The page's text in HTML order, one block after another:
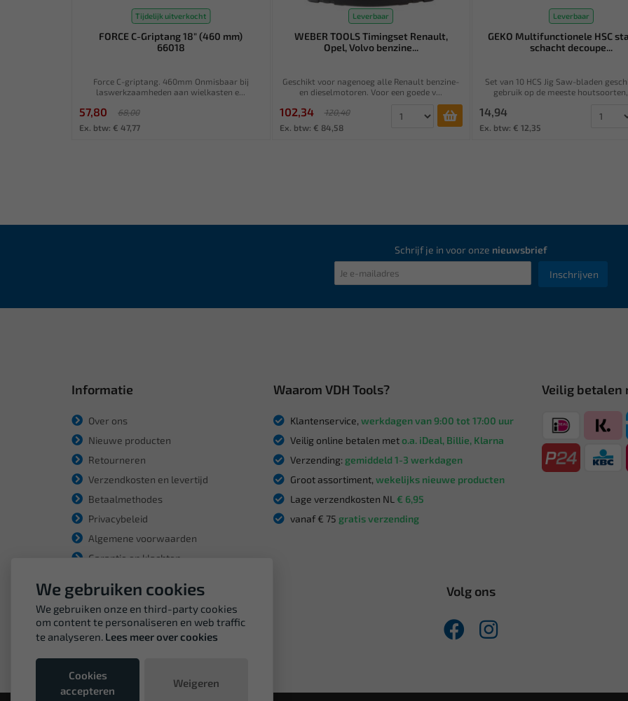
Tijdelijk uitverkocht
FORCE C-Griptang 18" (460 mm)
66018
Force C-griptang. 460mm Onmisbaar bij
laswerkzaamheden aan wielkasten e...
57,80
68,00
Ex. btw: € 47,77
Leverbaar
WEBER TOOLS Timingset Renault,
Opel, Volvo benzine...
Geschikt voor nagenoeg alle Renault benzine-
en dieselmotoren. Voor een goede v...
102,34
120,40
Ex. btw: € 84,58
Leverbaar
GEKO Multifunctionele HSC
schacht decoupe...
Set van 10 HCS Jig Saw-bladen
gebruik op de meeste houtsoorten,
14,94
Ex. btw: € 12,35
Schrijf je in voor onze nieuwsbrief
Inschrijven
Informatie
Over ons
Nieuwe producten
Retourneren
Verzendkosten en levertijd
Betaalmethodes
Privacybeleid
Algemene voorwaarden
Garantie en klachten
Waarom VDH Tools?
Klantenservice, werkdagen van 9:00 tot 17:00 uur
Veilig online betalen meto.a. iDeal, Billie, Klarna
Verzending: gemiddeld 1-3 werkdagen
Groot assortiment, wekelijks nieuwe producten
Lage verzendkosten NL € 6,95
vanaf € 75 gratis verzending
Veilig betalen
Volg ons
We gebruiken cookies
We gebruiken onze en third-party cookies
om content te personaliseren en web traffic
te analyseren. Lees meer over cookies
Cookies
accepteren
Weigeren